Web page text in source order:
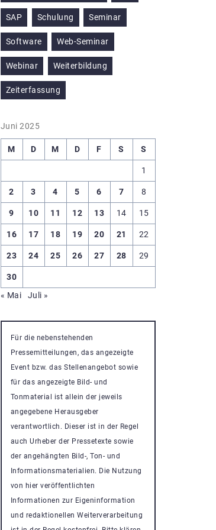
SAP Schulung Seminar
Software Web-Seminar
Webinar Weiterbildung
Zeiterfassung
Juni 2025
M D M D F S S
1
2 3 4 5 6 7 8
9 10 11 12 13 14 15
16 17 18 19 20 21 22
23 24 25 26 27 28 29
30
« Mai
Juli »
Für die nebenstehenden
Pressemitteilungen, das angezeigte
Event bzw. das Stellenangebot sowie
für das angezeigte Bild- und
Tonmaterial ist allein der jeweils
angegebene Herausgeber
verantwortlich. Dieser ist in der Regel
auch Urheber der Pressetexte sowie
der angehängten Bild-, Ton- und
Informationsmaterialien. Die Nutzung
von hier veröffentlichten
Informationen zur Eigeninformation
und redaktionellen Weiterverarbeitung